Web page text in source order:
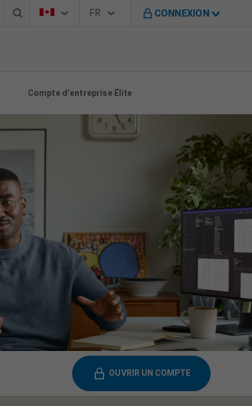
Barre de recherche
Sélecteur de pays
Vous êtes sur le site de B M O au Canada
Sélecteur de langue
FR
Français CONNEXION
Compte d’entreprise Élite
OUVRIR UN COMPTE